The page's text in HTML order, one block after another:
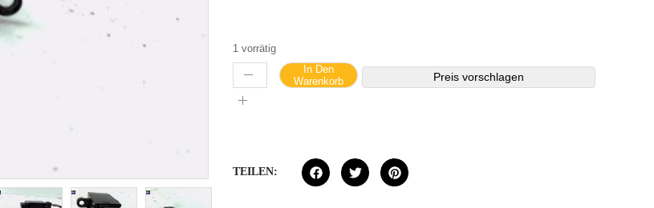
1 vorrätig
In Den
Warenkorb
Preis vorschlagen
TEILEN: